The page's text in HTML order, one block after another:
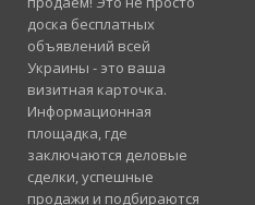
доска бесплатных
объявлений всей
Украины - это ваша
визитная карточка.
Информационная
площадка, где
заключаются деловые
сделки, успешные
продажи и подбираются